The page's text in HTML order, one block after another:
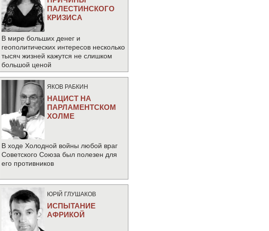
ПАЛЕСТИНСКОГО
КРИЗИСА
В мире больших денег и
геополитических интересов несколько
тысяч жизней кажутся не слишком
большой ценой
ЯКОВ РАБКИН
НАЦИСТ НА
ПАРЛАМЕНТСКОМ
ХОЛМЕ
В ходе Холодной войны любой враг
Советского Союза был полезен для
его противников
ЮРIЙ ГЛУШАКОВ
ИСПЫТАНИЕ
АФРИКОЙ